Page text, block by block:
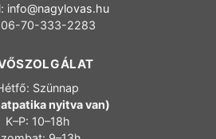
info@nagylovas.hu
06-70-333-2283
Szünnap
nyitva van)
K–P: 10–18h